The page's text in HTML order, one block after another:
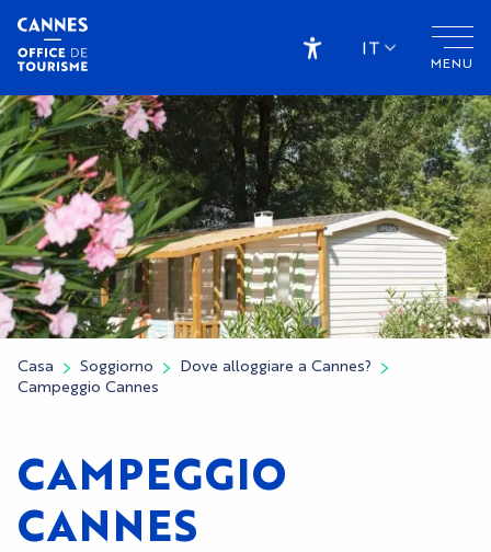
Aller
contenu
principal
MENU
Accessibilité
IT
Casa Soggiorno
Dove alloggiare a Cannes?
Campeggio Cannes
CAMPEGGIO
CANNES